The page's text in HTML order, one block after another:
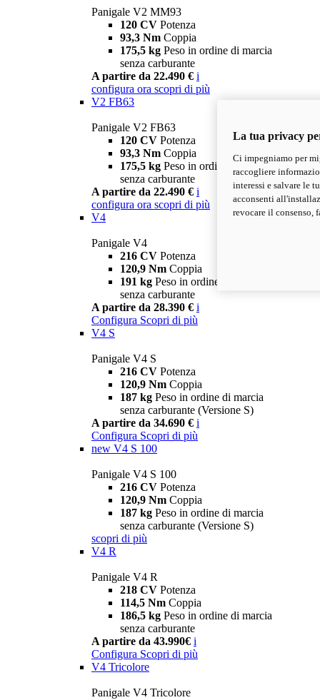
Panigale V2 MM93
120 CV Potenza
93,3 Nm Coppia
175,5 kg Peso in ordine di marcia
senza carburante
A partire da 22.490 € i
configura ora scopri di più
V2 FB63
Panigale V2 FB63
120 CV Potenza
93,3 Nm Coppia
175,5 kg Peso in ordine di marcia
senza carburante
A partire da 22.490 € i
configura ora scopri di più
V4
Panigale V4
216 CV Potenza
120,9 Nm Coppia
191 kg Peso in ordine di marcia
senza carburante
A partire da 28.390 € i
Configura Scopri di più
V4 S
Panigale V4 S
216 CV Potenza
120,9 Nm Coppia
187 kg Peso in ordine di marcia
senza carburante (Versione S)
A partire da 34.690 € i
Configura Scopri di più
new V4 S 100
Panigale V4 S 100
216 CV Potenza
120,9 Nm Coppia
187 kg Peso in ordine di marcia
senza carburante (Versione S)
scopri di più
V4 R
Panigale V4 R
218 CV Potenza
114,5 Nm Coppia
186,5 kg Peso in ordine di marcia
senza carburante
A partire da 43.990€ i
Configura Scopri di più
V4 Tricolore
Panigale V4 Tricolore
La tua privacy
Ci impegniamo per
raccogliere
interessi e salvare le
acconsenti
revocare il consenso,